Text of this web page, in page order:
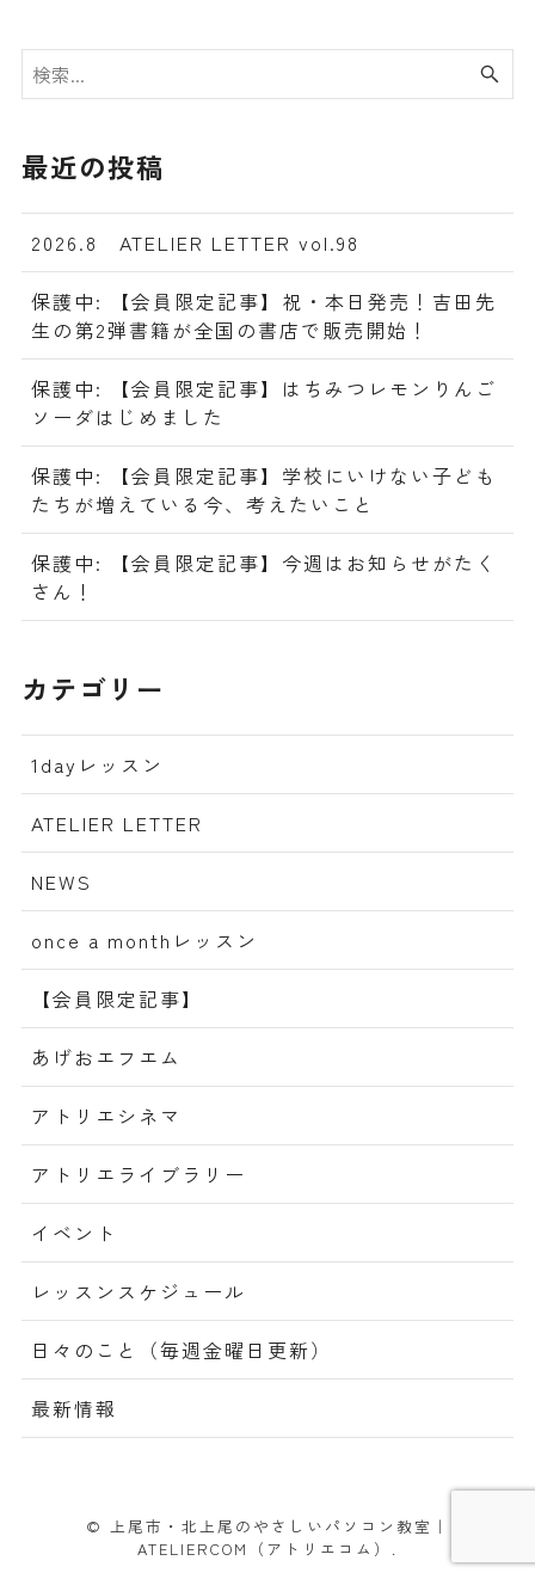
最近の投稿
2026.8 ATELIER LETTER vol.98
保護中: 【会員限定記事】祝・本日発売！吉田先
生の第2弾書籍が全国の書店で販売開始！
保護中: 【会員限定記事】はちみつレモンりんご
ソーダはじめました
保護中: 【会員限定記事】学校にいけない子ども
たちが増えている今、考えたいこと
保護中: 【会員限定記事】今週はお知らせがたく
さん！
カテゴリー
1dayレッスン
ATELIER LETTER
NEWS
once a monthレッスン
【会員限定記事】
あげおエフエム
アトリエシネマ
アトリエライブラリー
イベント
レッスンスケジュール
日々のこと（毎週金曜日更新）
最新情報
© 上尾市・北上尾のやさしいパソコン教室｜
ATELIERCOM（アトリエコム）.